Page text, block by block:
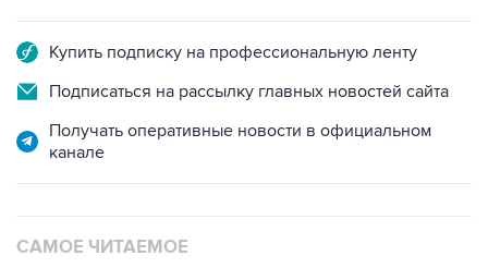
Купить подписку на профессиональную ленту
Подписаться на рассылку главных новостей сайта
Получать оперативные новости в официальном
канале
САМОЕ ЧИТАЕМОЕ